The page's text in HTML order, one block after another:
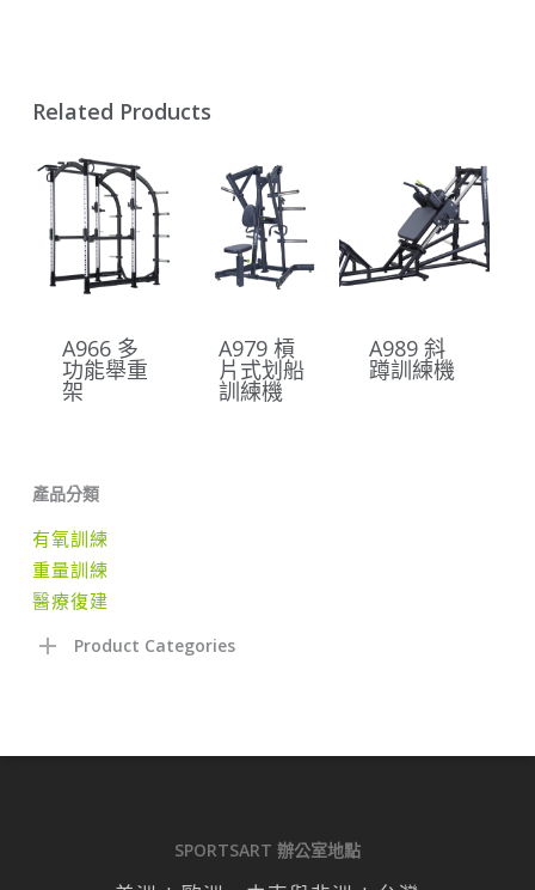
Related Products
A966 多
功能舉重
架
A979 槓
片式划船
訓練機
A989 斜
蹲訓練機
產品分類
有氧訓練
重量訓練
醫療復建
Product Categories
SPORTSART 辦公室地點